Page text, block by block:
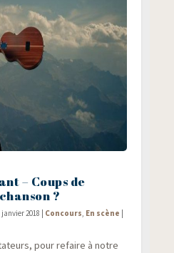
– Coups de
?
janvier 2018 Concours, En scène
pour refaire à notre